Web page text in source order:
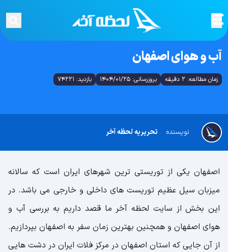
آب و هوای اصفهان
زمان مطالعه: 2 دقیقه بروزرسانی: 1404/01/25 بازدید: 74221
تحریریه لحظه آخر نویسنده
اصفهان یکی از توریستی ترین شهرهای ایران است که سالانه
میزبان سیل عظیم توریست های داخلی و خارجی می باشد. در
این بخش از سایت لحظه آخر ما قصد داریم به بررسی آب و
هوای اصفهان و همچنین بهترین زمان سفر به اصفهان بپردازیم.
از آن جایی که استان اصفهان در مرکز فلات ایران در دشت هایی